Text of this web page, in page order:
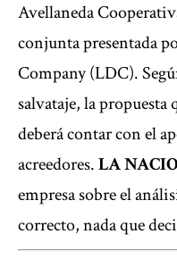
Avellaneda
conjunta presentada
Company (LDC).
salvataje, la propuesta
deberá contar con el
acreedores.LA
empresa sobre el
correcto, nada que